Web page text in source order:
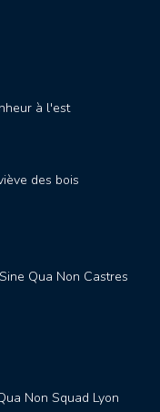
à l'est
des bois
Sine Qua Non Castres
Non Squad Lyon